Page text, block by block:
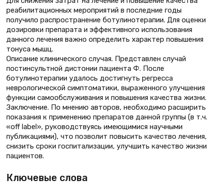
реабилитационных мероприятий в последние годы
получило распространение ботулинотерапии. Для оценки
дозировки препарата и эффективного использования
данного лечения важно определить характер повышения
тонуса мышц.
Описание клинического случая. Представлен случай
постинсультной дистонии пациента Ф. После
ботулинотерапии удалось достигнуть регресса
неврологической симптоматики, выраженного улучшения
функции самообслуживания и повышения качества жизни.
Заключение. По мнению авторов, необходимо расширить
показания к применению препаратов данной группы (в т.ч.
«off label», руководствуясь имеющимися научными
публикациями), что позволит повысить качество лечения,
снизить сроки госпитализации, улучшить качество жизни
пациентов.
Ключевые слова